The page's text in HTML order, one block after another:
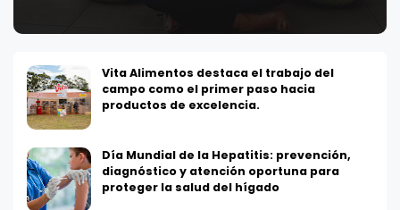
Vita Alimentos destaca el trabajo del
campo como el primer paso hacia
productos de excelencia.
Día Mundial de la Hepatitis: prevención,
diagnóstico y atención oportuna para
proteger la salud del hígado